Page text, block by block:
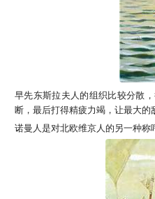
早先东斯拉夫人的组织比较分散
断，最后打得精疲力竭，让最大
诺曼人是对北欧维京人的另一种称